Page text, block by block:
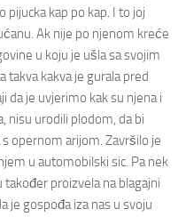
pijucka kap po kap. I to joj
Ak nije po njenom kreće
u koju je ušla sa svojim
takva kakva je gurala pred
da je uvjerimo kak su njena i
nisu urodili plodom, da bi
opernom arijom. Završilo je
u automobilski sic. Pa nek
također proizvela na blagajni
je gospođa iza nas u svoju